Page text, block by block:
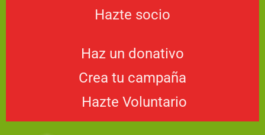
Hazte socio
Haz un donativo
Crea tu campaña
Hazte Voluntario